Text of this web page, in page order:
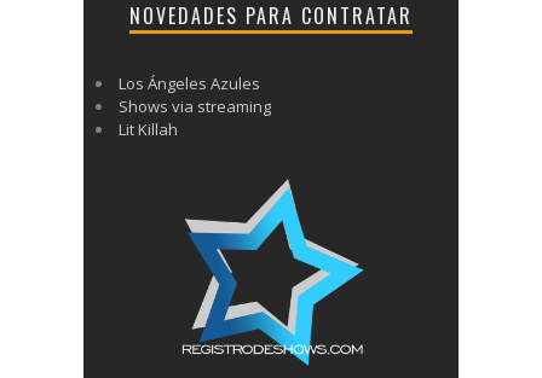
NOVEDADES PARA CONTRATAR
Los Ángeles Azules
Shows via streaming
Lit Killah